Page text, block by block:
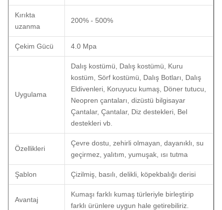
Kırıkta
uzanma
200% - 500%
Çekim Gücü 4.0 Mpa
Uygulama
Dalış kostümü, Dalış kostümü, Kuru
kostüm, Sörf kostümü, Dalış Botları, Dalış
Eldivenleri, Koruyucu kumaş, Döner tutucu,
Neopren çantaları, dizüstü bilgisayar
Çantalar, Çantalar, Diz destekleri, Bel
destekleri vb.
Özellikleri
Çevre dostu, zehirli olmayan, dayanıklı, su
geçirmez, yalıtım, yumuşak, ısı tutma
Şablon Çizilmiş, basılı, delikli, köpekbalığı derisi
Avantaj
Kumaşı farklı kumaş türleriyle birleştirip
farklı ürünlere uygun hale getirebiliriz.